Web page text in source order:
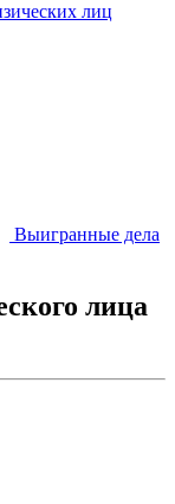
лиц
Выигранные дела
лица